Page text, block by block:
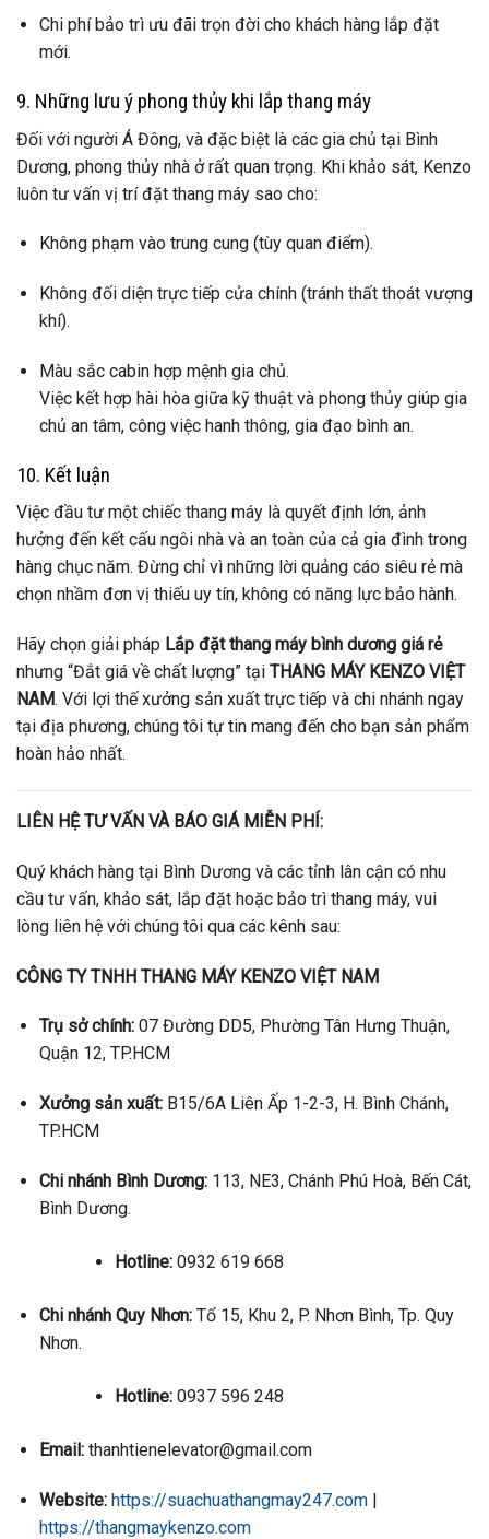
Chi phí bảo trì ưu đãi trọn đời cho khách hàng lắp đặt
mới.
9. Những lưu ý phong thủy khi lắp thang máy
Đối với người Á Đông, và đặc biệt là các gia chủ tại Bình
Dương, phong thủy nhà ở rất quan trọng. Khi khảo sát, Kenzo
luôn tư vấn vị trí đặt thang máy sao cho:
Không phạm vào trung cung (tùy quan điểm).
Không đối diện trực tiếp cửa chính (tránh thất thoát vượng
khí).
Màu sắc cabin hợp mệnh gia chủ.
Việc kết hợp hài hòa giữa kỹ thuật và phong thủy giúp gia
chủ an tâm, công việc hanh thông, gia đạo bình an.
10. Kết luận
Việc đầu tư một chiếc thang máy là quyết định lớn, ảnh
hưởng đến kết cấu ngôi nhà và an toàn của cả gia đình trong
hàng chục năm. Đừng chỉ vì những lời quảng cáo siêu rẻ mà
chọn nhầm đơn vị thiếu uy tín, không có năng lực bảo hành.
Hãy chọn giải pháp Lắp đặt thang máy bình dương giá rẻ
nhưng “Đắt giá về chất lượng” tại THANG MÁY KENZO VIỆT
NAM. Với lợi thế xưởng sản xuất trực tiếp và chi nhánh ngay
tại địa phương, chúng tôi tự tin mang đến cho bạn sản phẩm
hoàn hảo nhất.
LIÊN HỆ TƯ VẤN VÀ BÁO GIÁ MIỄN PHÍ:
Quý khách hàng tại Bình Dương và các tỉnh lân cận có nhu
cầu tư vấn, khảo sát, lắp đặt hoặc bảo trì thang máy, vui
lòng liên hệ với chúng tôi qua các kênh sau:
CÔNG TY TNHH THANG MÁY KENZO VIỆT NAM
Trụ sở chính:07 Đường DD5, Phường Tân Hưng Thuận,
Quận 12, TP.HCM
Xưởng sản xuất:B15/6A Liên Ấp 1-2-3, H. Bình Chánh,
TP.HCM
Chi nhánh Bình Dương:113, NE3, Chánh Phú Hoà, Bến Cát,
Bình Dương.
Hotline:0932 619 668
Chi nhánh Quy Nhơn:Tổ 15, Khu 2, P. Nhơn Bình, Tp. Quy
Nhơn.
Hotline:0937 596 248
Email:thanhtienelevator@gmail.com
Website: https://suachuathangmay247.com|
https://thangmaykenzo.com